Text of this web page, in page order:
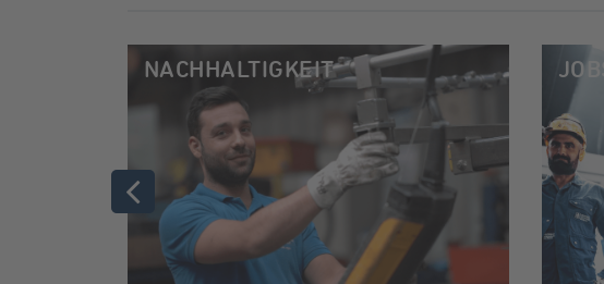
NACHHALTIGKEIT JOBS